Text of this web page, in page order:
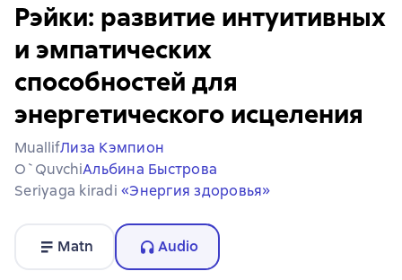
Рэйки: развитие интуитивных
и эмпатических
способностей для
энергетического исцеления
MuallifЛиза Кэмпион
O`quvchiАльбина Быстрова
Seriyaga kiradi «Энергия здоровья»
Matn Audio